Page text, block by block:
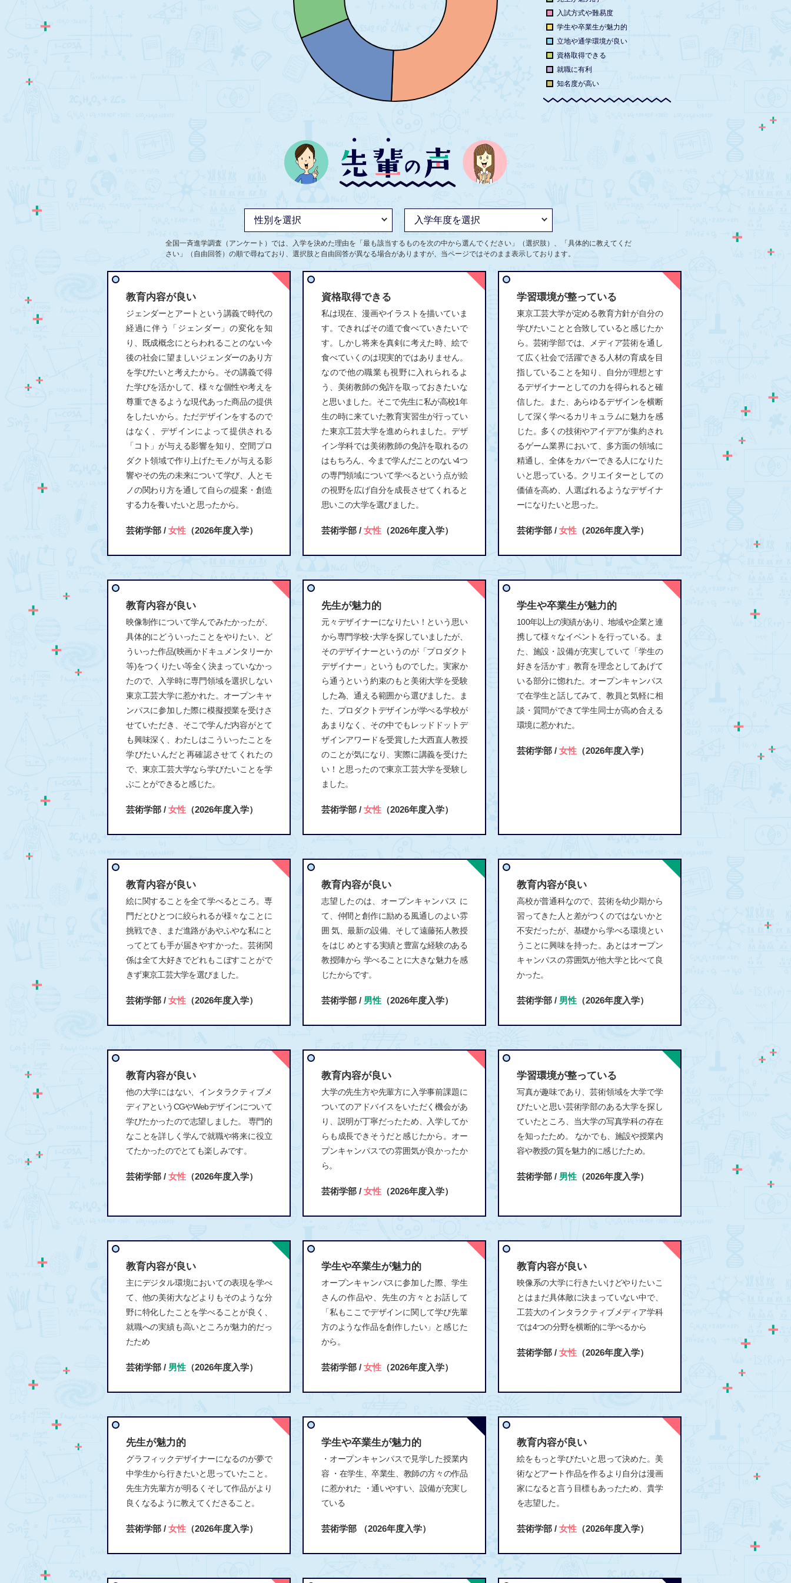
入試方式や難易度
学生や卒業生が魅力的
立地や通学環境が良い
資格取得できる
就職に有利
知名度が高い
全国一斉進学調査（アンケート）では、入学を決めた理由を「最も該当するものを次の中から選んでください」（選択肢）、「具体的に教えてくだ
さい」（自由回答）の順で尋ねており、選択肢と自由回答が異なる場合がありますが、当ページではそのまま表示しております。
教育内容が良い
ジェンダーとアートという講義で時代の
経過に伴う「ジェンダー」の変化を知
り、既成概念にとらわれることのない今
後の社会に望ましいジェンダーのあり方
を学びたいと考えたから。その講義で得
た学びを活かして、様々な個性や考えを
尊重できるような現代あった商品の提供
をしたいから。ただデザインをするので
はなく、デザインによって提供される
「コト」が与える影響を知り、空間プロ
ダクト領域で作り上げたモノが与える影
響やその先の未来について学び、人とモ
ノの関わり方を通して自らの提案・創造
する力を養いたいと思ったから。
芸術学部 / 女性 （2026年度入学）
資格取得できる
私は現在、漫画やイラストを描いていま
す。できればその道で食べていきたいで
す。しかし将来を真剣に考えた時、絵で
食べていくのは現実的ではありません。
なので他の職業も視野に入れられるよ
う、美術教師の免許を取っておきたいな
と思いました。そこで先生に私が高校1年
生の時に来ていた教育実習生が行ってい
た東京工芸大学を進められました。デザ
イン学科では美術教師の免許を取れるの
はもちろん、今まで学んだことのない4つ
の専門領域について学べるという点が絵
の視野を広げ自分を成長させてくれると
思いこの大学を選びました。
芸術学部 / 女性 （2026年度入学）
学習環境が整っている
東京工芸大学が定める教育方針が自分の
学びたいことと合致していると感じたか
ら。芸術学部では、メディア芸術を通し
て広く社会で活躍できる人材の育成を目
指していることを知り、自分が理想とす
るデザイナーとしての力を得られると確
信した。また、あらゆるデザインを横断
して深く学べるカリキュラムに魅力を感
じた。多くの技術やアイデアが集約され
るゲーム業界において、多方面の領域に
精通し、全体をカバーできる人になりた
いと思っている。クリエイターとしての
価値を高め、人選ばれるようなデザイナ
ーになりたいと思った。
芸術学部 / 女性 （2026年度入学）
教育内容が良い
映像制作について学んでみたかったが、
具体的にどういったことをやりたい、ど
ういった作品(映画かドキュメンタリーか
等)をつくりたい等全く決まっていなかっ
たので、入学時に専門領域を選択しない
東京工芸大学に惹かれた。オープンキャ
ンパスに参加した際に模擬授業を受けさ
せていただき、そこで学んだ内容がとて
も興味深く、わたしはこういったことを
学びたいんだと再確認させてくれたの
で、東京工芸大学なら学びたいことを学
ぶことができると感じた。
芸術学部 / 女性 （2026年度入学）
先生が魅力的
元々デザイナーになりたい！という思い
から専門学校･大学を探していましたが、
そのデザイナーというのが「プロダクト
デザイナー」というものでした。実家か
ら通うという約束のもと美術大学を受験
した為、通える範囲から選びました。ま
た、プロダクトデザインが学べる学校が
あまりなく、その中でもレッドドットデ
ザインアワードを受賞した大西直人教授
のことが気になり、実際に講義を受けた
い！と思ったので東京工芸大学を受験し
ました。
芸術学部 / 女性 （2026年度入学）
学生や卒業生が魅力的
100年以上の実績があり、地域や企業と連
携して様々なイベントを行っている。ま
た、施設・設備が充実していて「学生の
好きを活かす」教育を理念としてあげて
いる部分に惚れた。オープンキャンパス
で在学生と話してみて、教員と気軽に相
談・質問ができて学生同士が高め合える
環境に惹かれた。
芸術学部 / 女性 （2026年度入学）
教育内容が良い
絵に関することを全て学べるところ。専
門だとひとつに絞られるが様々なことに
挑戦でき、まだ進路があやふやな私にと
ってとても手が届きやすかった。芸術関
係は全て大好きでどれもこぼすことがで
きず東京工芸大学を選びました。
芸術学部 / 女性 （2026年度入学）
教育内容が良い
志望したのは、オープンキャンパス に
て、仲間と創作に励める風通しのよい雰
囲 気、最新の設備、そして遠藤拓人教授
をはじ めとする実績と豊富な経験のある
教授陣から 学べることに大きな魅力を感
じたからです。
芸術学部 / 男性 （2026年度入学）
教育内容が良い
高校が普通科なので、芸術を幼少期から
習ってきた人と差がつくのではないかと
不安だったが、基礎から学べる環境とい
うことに興味を持った。あとはオープン
キャンパスの雰囲気が他大学と比べて良
かった。
芸術学部 / 男性 （2026年度入学）
教育内容が良い
他の大学にはない、インタラクティブメ
ディアというCGやWebデザインについて
学びたかったので志望しました。 専門的
なことを詳しく学んで就職や将来に役立
てたかったのでとても楽しみです。
芸術学部 / 女性 （2026年度入学）
教育内容が良い
大学の先生方や先輩方に入学事前課題に
ついてのアドバイスをいただく機会があ
り、説明が丁寧だったため、入学してか
らも成長できそうだと感じたから。オー
プンキャンパスでの雰囲気が良かったか
ら。
芸術学部 / 女性 （2026年度入学）
学習環境が整っている
写真が趣味であり、芸術領域を大学で学
びたいと思い芸術学部のある大学を探し
ていたところ、当大学の写真学科の存在
を知ったため。 なかでも、施設や授業内
容や教授の質を魅力的に感じたため。
芸術学部 / 男性 （2026年度入学）
教育内容が良い
主にデジタル環境においての表現を学べ
て、他の美術大などよりもそのような分
野に特化したことを学べることが良く、
就職への実績も高いところが魅力的だっ
たため
芸術学部 / 男性 （2026年度入学）
学生や卒業生が魅力的
オープンキャンパスに参加した際、学生
さんの作品や、先生の方々とお話して
「私もここでデザインに関して学び先輩
方のような作品を創作したい」と感じた
から。
芸術学部 / 女性 （2026年度入学）
教育内容が良い
映像系の大学に行きたいけどやりたいこ
とはまだ具体敵に決まっていない中で、
工芸大のインタラクティブメディア学科
では4つの分野を横断的に学べるから
芸術学部 / 女性 （2026年度入学）
先生が魅力的
グラフィックデザイナーになるのが夢で
中学生から行きたいと思っていたこと。
先生方先輩方が明るくそして作品がより
良くなるように教えてくださること。
芸術学部 / 女性 （2026年度入学）
学生や卒業生が魅力的
・オープンキャンパスで見学した授業内
容 ・在学生、卒業生、教師の方々の作品
に惹かれた ・通いやすい、設備が充実し
ている
芸術学部 （2026年度入学）
教育内容が良い
絵をもっと学びたいと思って決めた。美
術などアート作品を作るより自分は漫画
家になると言う目標もあったため、貴学
を志望した。
芸術学部 / 女性 （2026年度入学）